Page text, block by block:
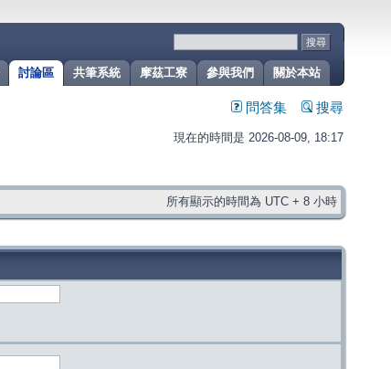
關於本站
參與我們
摩茲工寮
共筆系統
討論區
問答集 搜尋
現在的時間是 2026-08-09, 18:17
所有顯示的時間為 UTC + 8 小時